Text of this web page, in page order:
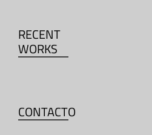
RECENT
WORKS
CONTACTO